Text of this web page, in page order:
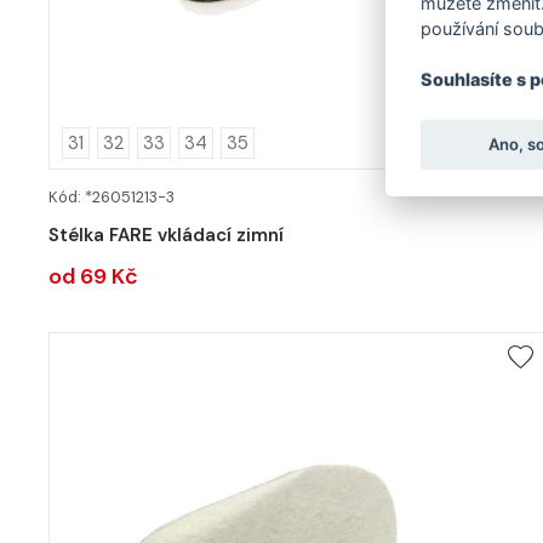
31 32 33 34 35
Kód: *26051213-3
Stélka FARE vkládací zimní
od 69 Kč
používání
Souhlasíte s
Ano,